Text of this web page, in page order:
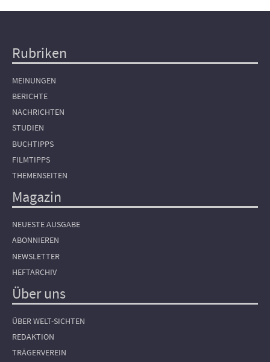
Hauptnavigation
Rubriken
MEINUNGEN
BERICHTE
NACHRICHTEN
STUDIEN
BUCHTIPPS
FILMTIPPS
THEMENSEITEN
Magazin
NEUESTE AUSGABE
ABONNIEREN
NEWSLETTER
HEFTARCHIV
Über uns
ÜBER WELT-SICHTEN
REDAKTION
TRÄGERVEREIN